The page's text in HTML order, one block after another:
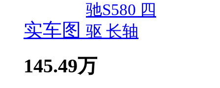
实车图
145.49万